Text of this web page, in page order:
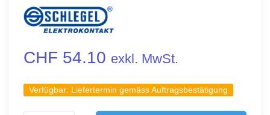
CHF 54.10 exkl. MwSt.
Verfügbar: Liefertermin gemäss Auftragsbestätigung